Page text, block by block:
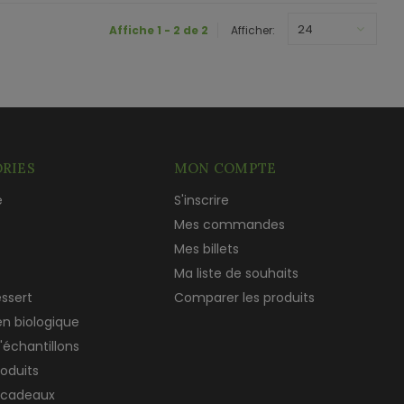
Affiche 1 - 2 de 2 Afficher: 24
biologique
MON COMPTE
S'inscrire
Mes commandes
Mes billets
Ma liste de souhaits
Comparer les produits